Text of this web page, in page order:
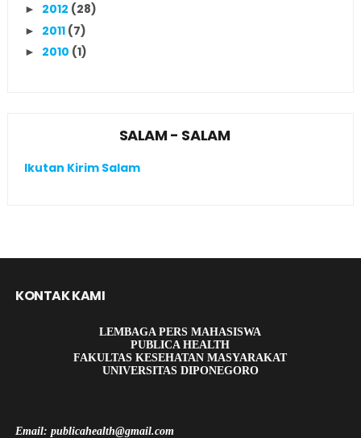
► 2012 (28)
► 2011 (7)
► 2010 (1)
SALAM - SALAM
Ikutan Kirim Salam
KONTAK KAMI
LEMBAGA PERS MAHASISWA
PUBLICA HEALTH
FAKULTAS KESEHATAN MASYARAKAT
UNIVERSITAS DIPONEGORO
Email: publicahealth@gmail.com